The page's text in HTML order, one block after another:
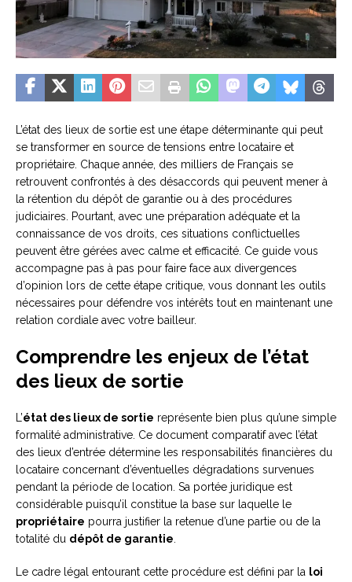
L’état des lieux de sortie est une étape déterminante qui peut
se transformer en source de tensions entre locataire et
propriétaire. Chaque année, des milliers de Français se
retrouvent confrontés à des désaccords qui peuvent mener à
la rétention du dépôt de garantie ou à des procédures
judiciaires. Pourtant, avec une préparation adéquate et la
connaissance de vos droits, ces situations conflictuelles
peuvent être gérées avec calme et efficacité. Ce guide vous
accompagne pas à pas pour faire face aux divergences
d’opinion lors de cette étape critique, vous donnant les outils
nécessaires pour défendre vos intérêts tout en maintenant une
relation cordiale avec votre bailleur.
Comprendre les enjeux de l’état
des lieux de sortie
L’état des lieux de sortie représente bien plus qu’une simple
formalité administrative. Ce document comparatif avec l’état
des lieux d’entrée détermine les responsabilités financières du
locataire concernant d’éventuelles dégradations survenues
pendant la période de location. Sa portée juridique est
considérable puisqu’il constitue la base sur laquelle le
propriétaire pourra justifier la retenue d’une partie ou de la
totalité du dépôt de garantie.
Le cadre légal entourant cette procédure est défini par la loi